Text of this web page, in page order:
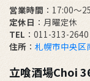
営業時間 ：17:00～
定休日 ：月曜定休
TEL ：011-313-2640
住所 ： 札幌市中央区
立喰酒場Choi